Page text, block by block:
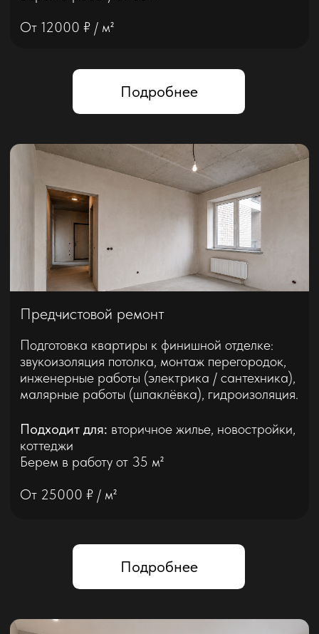
От 25000 ₽ / м²
Капитальный ремонт
Полноценный ремонт квартиры с заменой
коммуникаций, звукоизоляцией, комплексной
отделкой для комфортной жизни на долгие
годы, без дизайнерского проекта.
коттеджи
Берем в работу от 35 м²
От 30000 ₽ / м²
Подробнее
Современный ремонт высокого уровня с
продуманным дизайном, качественными
системой и безупречной чистовой отделкой.